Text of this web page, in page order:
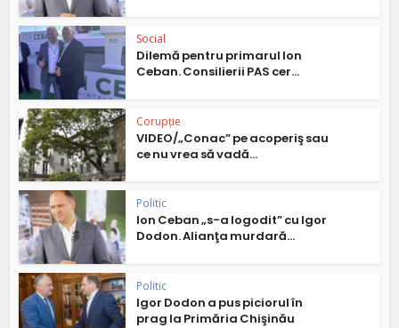
Social
Dilemă pentru primarul Ion
Ceban. Consilierii PAS cer...
Corupție
VIDEO/„Conac” pe acoperiş sau
ce nu vrea să vadă...
Politic
Ion Ceban „s-a logodit” cu Igor
Dodon. Alianţa murdară...
Politic
Igor Dodon a pus piciorul în
prag la Primăria Chişinău